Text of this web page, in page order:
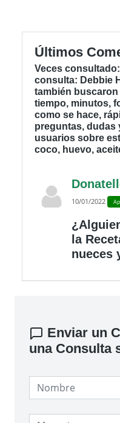
Últimos
Veces
consulta: Debbie
también
tiempo, minutos,
como se hace,
preguntas, dudas
usuarios sobre
coco, huevo,
10/01/2022
la
nueces
Enviar un
una Consulta